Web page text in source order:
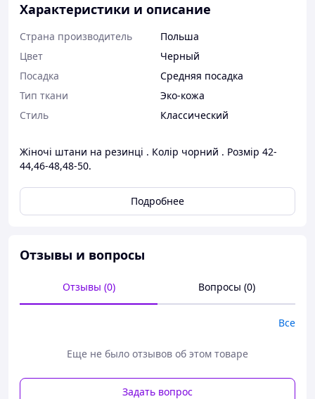
Характеристики и описание
Страна производитель
Польша
Цвет
Черный
Посадка
Средняя посадка
Тип ткани
Эко-кожа
Стиль
Классический
Жіночі штани на резинці . Колір чорний . Розмір 42-
44,46-48,48-50.
Подробнее
Отзывы и вопросы
Отзывы (0) Вопросы (0)
Все
Еще не было отзывов об этом товаре
Задать вопрос